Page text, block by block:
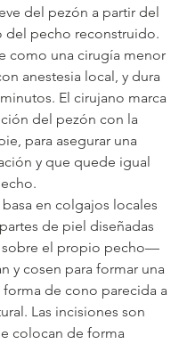
del pezón a partir del
pecho reconstruido.
como una cirugía menor
anestesia local, y dura
El cirujano marca
del pezón con la
para asegurar una
y que quede igual
basa en colgajos locales
de piel diseñadas
el propio pecho—
y cosen para formar una
forma de cono parecida a
Las incisiones son
colocan de forma